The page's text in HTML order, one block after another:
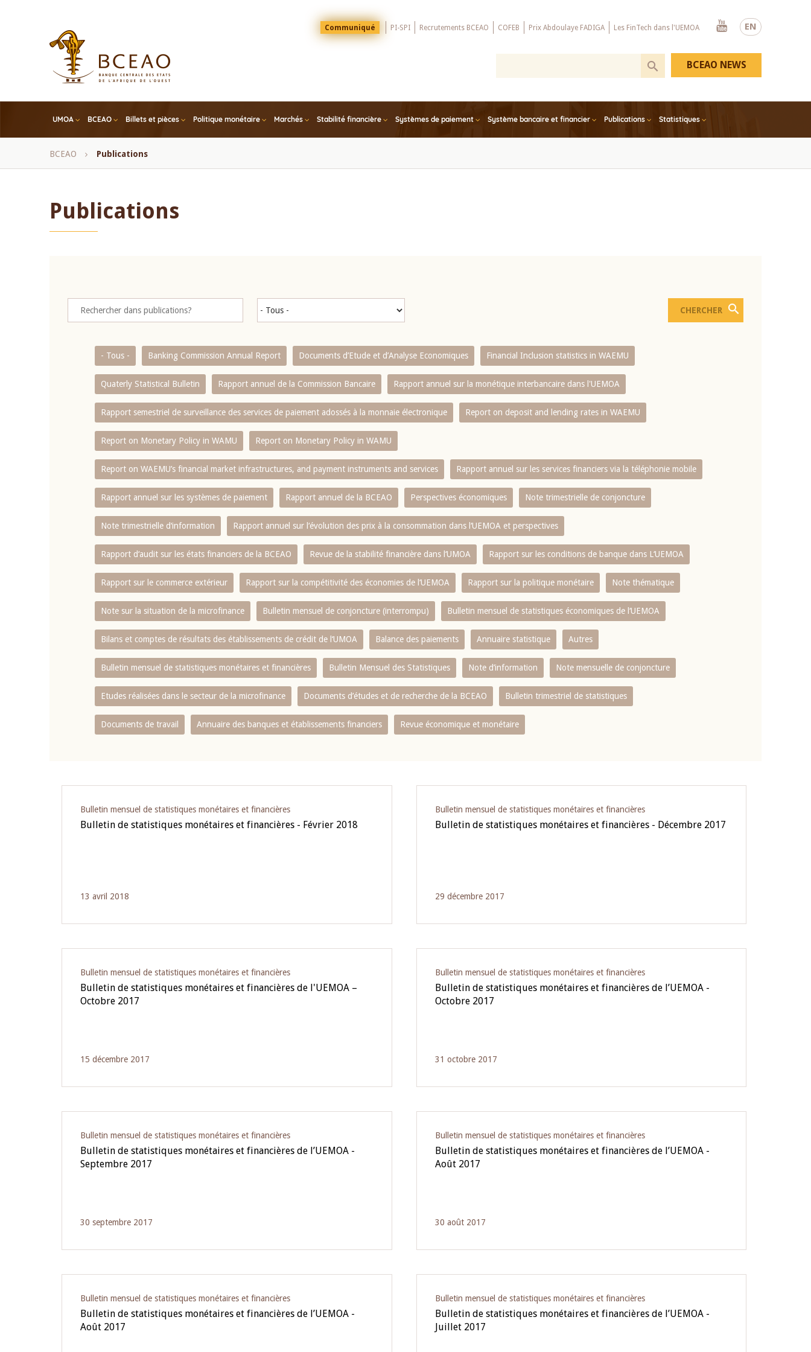
EN
Menu
Top
Communiqué PI-SPI Recrutements BCEAO COFEB Prix Abdoulaye FADIGA Les FinTech dans l'UEMOA
Youtube
UMOA BCEAO Billets et pièces Politique monétaire Marchés Stabilité financière Systèmes de paiement Système bancaire et financier Publications Statistiques
BCEAO NEWS
Fil
BCEAO Publications
Publications
- Tous - Banking Commission Annual Report Documents d’Etude et d’Analyse Economiques Financial Inclusion statistics in WAEMU
Quaterly Statistical Bulletin Rapport annuel de la Commission Bancaire Rapport annuel sur la monétique interbancaire dans l'UEMOA
Rapport semestriel de surveillance des services de paiement adossés à la monnaie électronique Report on deposit and lending rates in WAEMU
Report on Monetary Policy in WAMU Report on Monetary Policy in WAMU
Report on WAEMU’s financial market infrastructures, and payment instruments and services Rapport annuel sur les services financiers via la téléphonie mobile
Rapport annuel sur les systèmes de paiement Rapport annuel de la BCEAO Perspectives économiques Note trimestrielle de conjoncture
Note trimestrielle d‘information Rapport annuel sur l‘évolution des prix à la consommation dans l‘UEMOA et perspectives
Rapport d‘audit sur les états financiers de la BCEAO Revue de la stabilité financière dans l‘UMOA Rapport sur les conditions de banque dans L‘UEMOA
Rapport sur le commerce extérieur Rapport sur la compétitivité des économies de l‘UEMOA Rapport sur la politique monétaire Note thématique
Note sur la situation de la microfinance Bulletin mensuel de conjoncture (interrompu) Bulletin mensuel de statistiques économiques de l‘UEMOA
Bilans et comptes de résultats des établissements de crédit de l‘UMOA Balance des paiements Annuaire statistique Autres
Bulletin mensuel de statistiques monétaires et financières Bulletin Mensuel des Statistiques Note d’information Note mensuelle de conjoncture
Etudes réalisées dans le secteur de la microfinance Documents d’études et de recherche de la BCEAO Bulletin trimestriel de statistiques
Documents de travail Annuaire des banques et établissements financiers Revue économique et monétaire
Bulletin mensuel de statistiques monétaires et financières
Bulletin de statistiques monétaires et financières - Février 2018
13 avril 2018
Bulletin mensuel de statistiques monétaires et financières
Bulletin de statistiques monétaires et financières - Décembre 2017
29 décembre 2017
Bulletin mensuel de statistiques monétaires et financières
Bulletin de statistiques monétaires et financières de l'UEMOA –
Octobre 2017
15 décembre 2017
Bulletin mensuel de statistiques monétaires et financières
Bulletin de statistiques monétaires et financières de l’UEMOA -
Octobre 2017
31 octobre 2017
Bulletin mensuel de statistiques monétaires et financières
Bulletin de statistiques monétaires et financières de l’UEMOA -
Septembre 2017
30 septembre 2017
Bulletin mensuel de statistiques monétaires et financières
Bulletin de statistiques monétaires et financières de l’UEMOA -
Août 2017
30 août 2017
Bulletin mensuel de statistiques monétaires et financières
Bulletin de statistiques monétaires et financières de l’UEMOA -
Août 2017
Bulletin mensuel de statistiques monétaires et financières
Bulletin de statistiques monétaires et financières de l’UEMOA -
Juillet 2017